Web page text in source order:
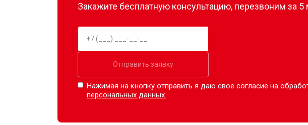
Закажите бесплатную консультацию, перезвоним за 5
Отправить заявку
Нажимая на кнопку отправить я даю свое согласие на
персональных данных.